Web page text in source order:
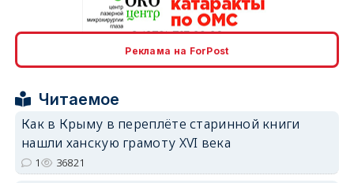
Реклама на ForPost
Читаемое
Как в Крыму в переплёте старинной книги
нашли ханскую грамоту XVI века
1 36821